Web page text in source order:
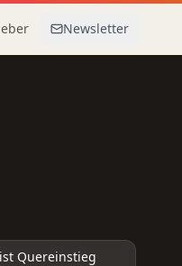
Newsletter
Quereinstieg